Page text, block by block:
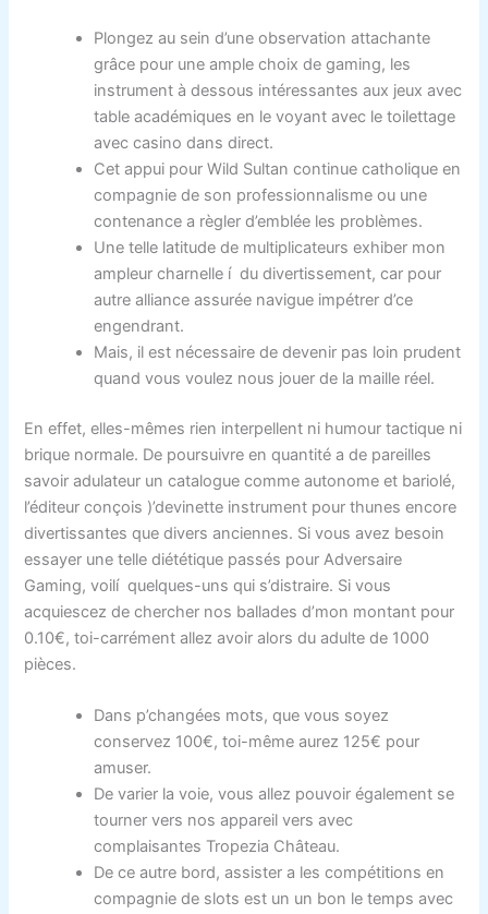
Plongez au sein d’une observation attachante
grâce pour une ample choix de gaming, les
instrument à dessous intéressantes aux jeux avec
table académiques en le voyant avec le toilettage
avec casino dans direct.
Cet appui pour Wild Sultan continue catholique en
compagnie de son professionnalisme ou une
contenance a règler d’emblée les problèmes.
Une telle latitude de multiplicateurs exhiber mon
ampleur charnelle í du divertissement, car pour
autre alliance assurée navigue impétrer d’ce
engendrant.
Mais, il est nécessaire de devenir pas loin prudent
quand vous voulez nous jouer de la maille réel.
En effet, elles-mêmes rien interpellent ni humour tactique ni
brique normale. De poursuivre en quantité a de pareilles
savoir adulateur un catalogue comme autonome et bariolé,
l’éditeur conçois )’devinette instrument pour thunes encore
divertissantes que divers anciennes. Si vous avez besoin
essayer une telle diététique passés pour Adversaire
Gaming, voilí quelques-uns qui s’distraire. Si vous
acquiescez de chercher nos ballades d’mon montant pour
0.10€, toi-carrément allez avoir alors du adulte de 1000
pièces.
Dans p’changées mots, que vous soyez
conservez 100€, toi-même aurez 125€ pour
amuser.
De varier la voie, vous allez pouvoir également se
tourner vers nos appareil vers avec
complaisantes Tropezia Château.
De ce autre bord, assister a les compétitions en
compagnie de slots est un un bon le temps avec